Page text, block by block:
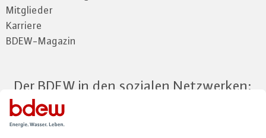
Mitglieder
Karriere
BDEW-Magazin
Der BDEW in den sozialen Netzwerken: